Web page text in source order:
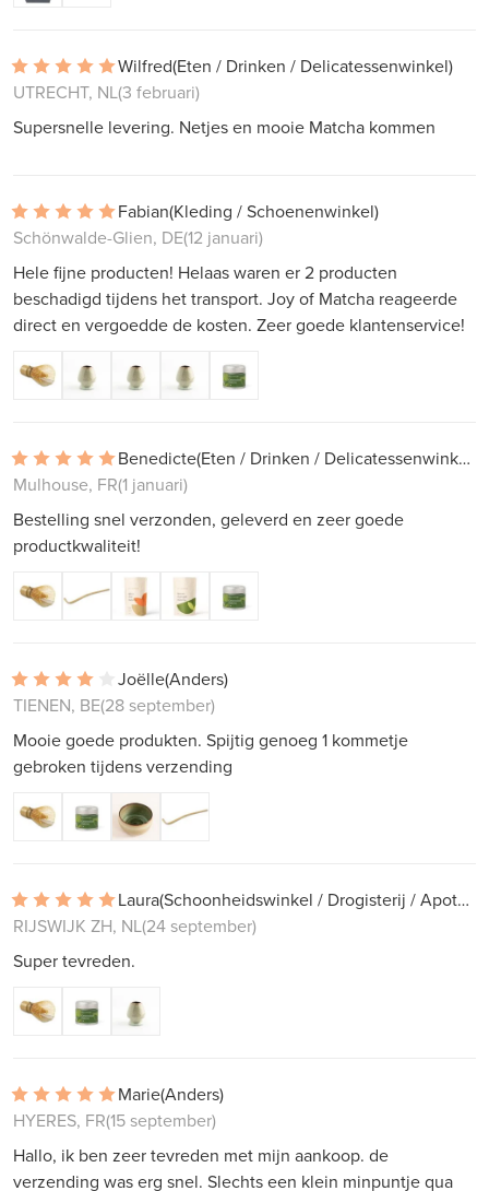
Wilfred(Eten / Drinken / Delicatessenwinkel)
UTRECHT, NL(3 februari)
Supersnelle levering. Netjes en mooie Matcha kommen
Fabian(Kleding / Schoenenwinkel)
Schönwalde-Glien, DE(12 januari)
Hele fijne producten! Helaas waren er 2 producten
beschadigd tijdens het transport. Joy of Matcha reageerde
direct en vergoedde de kosten. Zeer goede klantenservice!
Benedicte
(Eten / Drinken / Delicatessenwinkel)
Mulhouse, FR(1 januari)
Bestelling snel verzonden, geleverd en zeer goede
productkwaliteit!
Joëlle(Anders)
TIENEN, BE(28 september)
Mooie goede produkten. Spijtig genoeg 1 kommetje
gebroken tijdens verzending
Laura
(Schoonheidswinkel / Drogisterij / Apotheek)
RIJSWIJK ZH, NL(24 september)
Super tevreden.
Marie(Anders)
HYERES, FR(15 september)
Hallo, ik ben zeer tevreden met mijn aankoop. de
verzending was erg snel. Slechts een klein minpuntje qua